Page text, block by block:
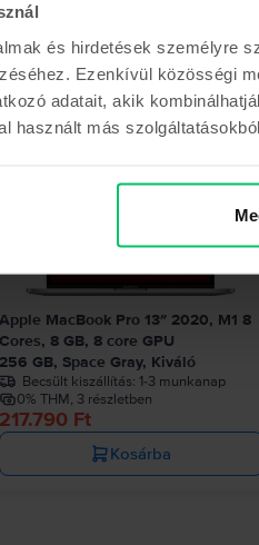
és hirdetések személyre
Ezenkívül közösségi
adatait, akik
használt más
Apple MacBook Pro 13″ 2020, M1 8
Cores, 8 GB, 8 core GPU
256 GB, Space Gray, Kiváló
Becsült kiszállítás: 1-3 munkanap
0% THM, 3 részletben
217.790 Ft
Kosárba